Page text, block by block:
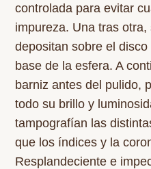
controlada para evitar
impureza. Una tras
depositan sobre el
base de la esfera. A
barniz antes del pulido,
todo su brillo y
tampografían las
que los índices y la
Resplandeciente e